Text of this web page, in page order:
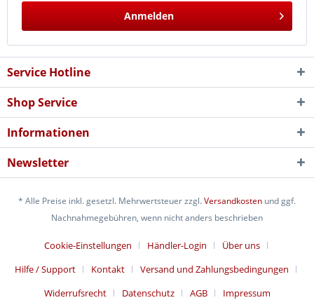
Anmelden
Service Hotline
Shop Service
Informationen
Newsletter
* Alle Preise inkl. gesetzl. Mehrwertsteuer zzgl.Versandkosten und ggf.
Nachnahmegebühren, wenn nicht anders beschrieben
Cookie-Einstellungen Händler-Login
Über uns
Hilfe / Support
Kontakt
Versand und Zahlungsbedingungen
Widerrufsrecht
Datenschutz AGB Impressum